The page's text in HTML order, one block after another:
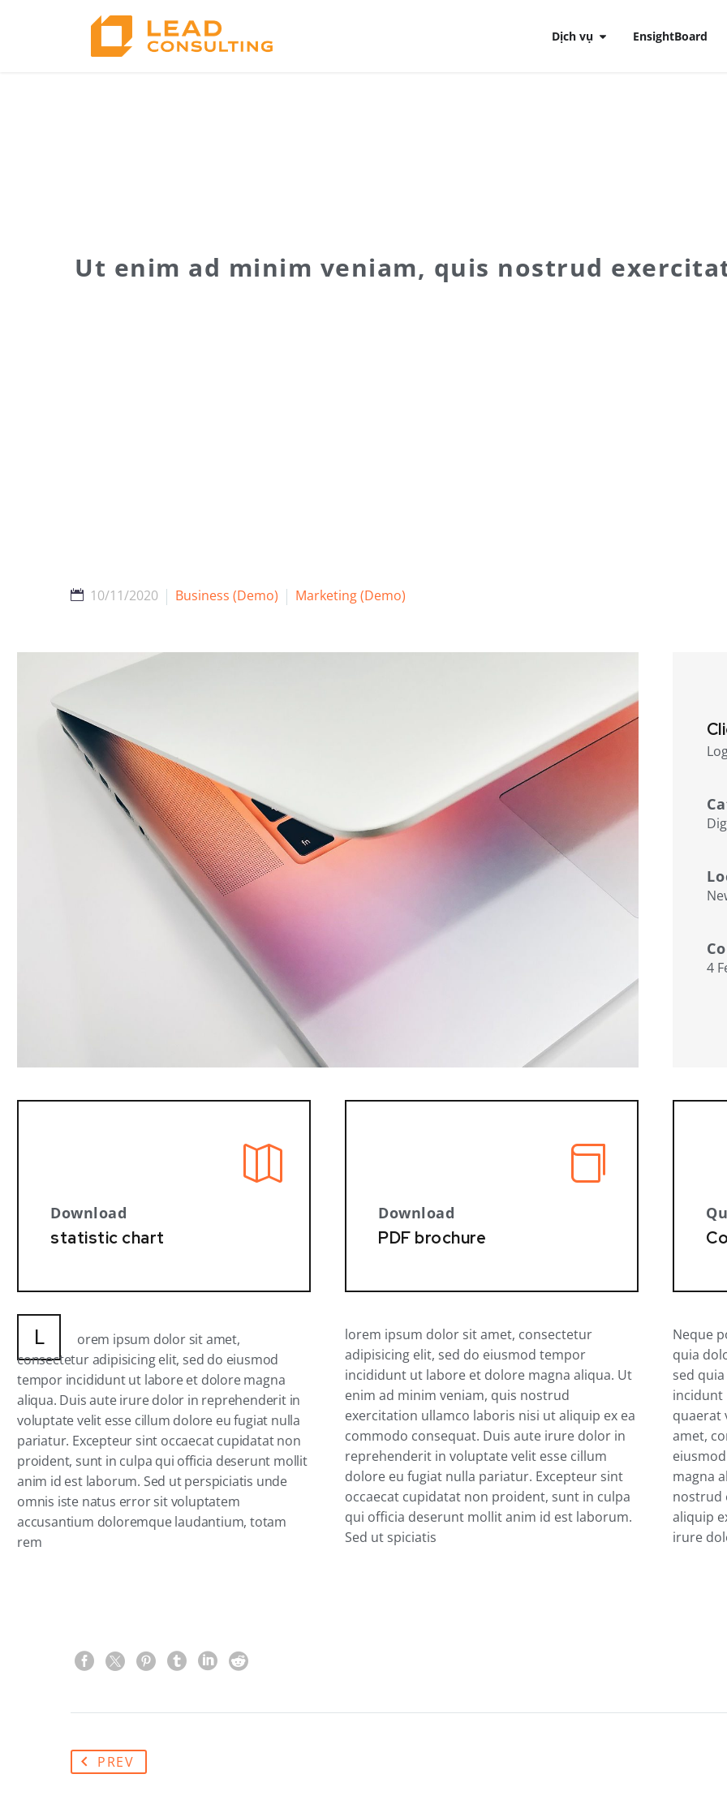
Dịch vụ EnsightBoard
Ut enim ad minim veniam, quis nostrud
10/11/2020 Business (Demo) Marketing (Demo)
4
Download
statistic chart
Download
PDF brochure
L
orem ipsum dolor sit amet,
consectetur adipisicing elit, sed do eiusmod
tempor incididunt ut labore et dolore magna
aliqua. Duis aute irure dolor in reprehenderit in
voluptate velit esse cillum dolore eu fugiat nulla
pariatur. Excepteur sint occaecat cupidatat non
proident, sunt in culpa qui officia deserunt mollit
anim id est laborum. Sed ut perspiciatis unde
omnis iste natus error sit voluptatem
accusantium doloremque laudantium, totam
rem
lorem ipsum dolor sit amet, consectetur
adipisicing elit, sed do eiusmod tempor
incididunt ut labore et dolore magna aliqua. Ut
enim ad minim veniam, quis nostrud
exercitation ullamco laboris nisi ut aliquip ex ea
commodo consequat. Duis aute irure dolor in
reprehenderit in voluptate velit esse cillum
dolore eu fugiat nulla pariatur. Excepteur sint
occaecat cupidatat non proident, sunt in culpa
qui officia deserunt mollit anim id est laborum.
Sed ut spiciatis
Neque
quia
sed
incidunt
quaerat
amet,
magna
nostrud
aliquip
irure
PREV